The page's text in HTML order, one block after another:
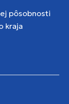
pôsobnosti
kraja